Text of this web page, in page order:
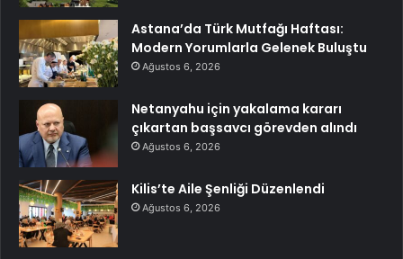
Astana’da Türk Mutfağı Haftası:
Modern Yorumlarla Gelenek Buluştu
Ağustos 6, 2026
Netanyahu için yakalama kararı
çıkartan başsavcı görevden alındı
Ağustos 6, 2026
Kilis’te Aile Şenliği Düzenlendi
Ağustos 6, 2026